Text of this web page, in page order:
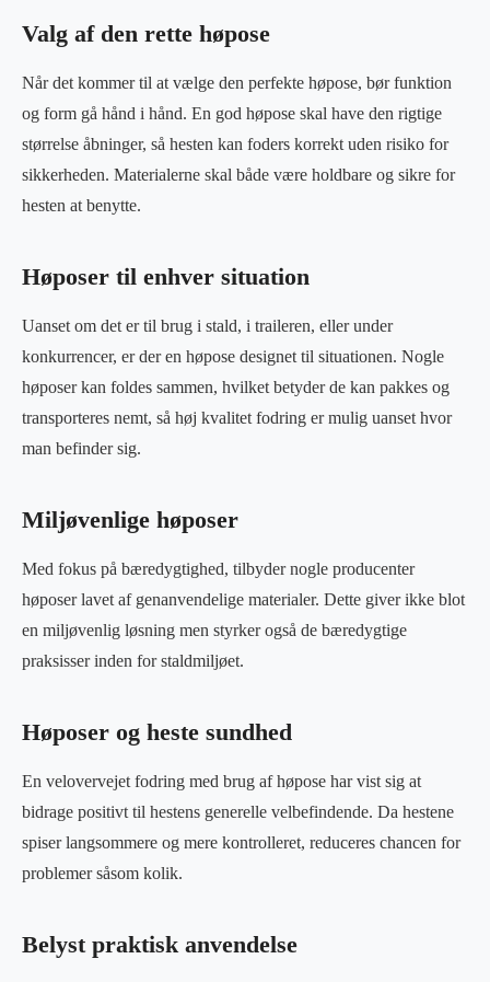
Valg af den rette høpose
Når det kommer til at vælge den perfekte høpose, bør funktion
og form gå hånd i hånd. En god høpose skal have den rigtige
størrelse åbninger, så hesten kan foders korrekt uden risiko for
sikkerheden. Materialerne skal både være holdbare og sikre for
hesten at benytte.
Høposer til enhver situation
Uanset om det er til brug i stald, i traileren, eller under
konkurrencer, er der en høpose designet til situationen. Nogle
høposer kan foldes sammen, hvilket betyder de kan pakkes og
transporteres nemt, så høj kvalitet fodring er mulig uanset hvor
man befinder sig.
Miljøvenlige høposer
Med fokus på bæredygtighed, tilbyder nogle producenter
høposer lavet af genanvendelige materialer. Dette giver ikke blot
en miljøvenlig løsning men styrker også de bæredygtige
praksisser inden for staldmiljøet.
Høposer og heste sundhed
En velovervejet fodring med brug af høpose har vist sig at
bidrage positivt til hestens generelle velbefindende. Da hestene
spiser langsommere og mere kontrolleret, reduceres chancen for
problemer såsom kolik.
Belyst praktisk anvendelse